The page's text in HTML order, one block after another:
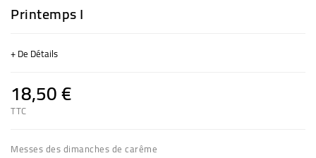
Printemps I
+ De Détails
18,50 €
TTC
Messes des dimanches de carême